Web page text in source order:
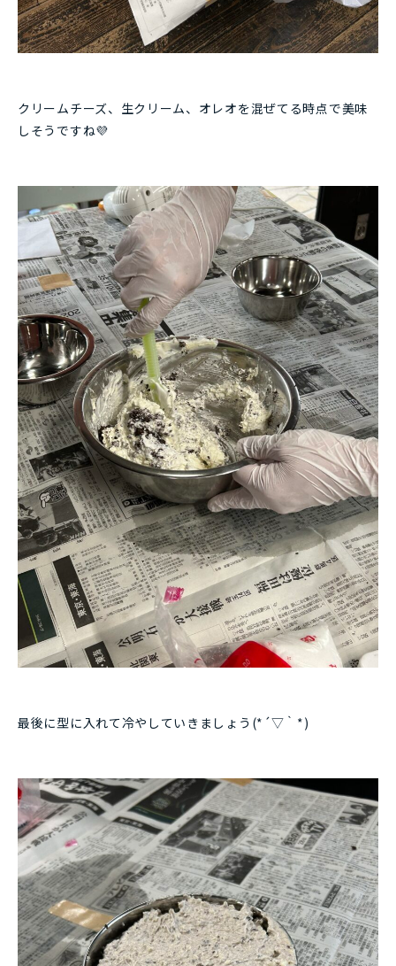
クリームチーズ、生クリーム、オレオを混ぜてる時点で美味
しそうですね💜
最後に型に入れて冷やしていきましょう(*´▽｀*)